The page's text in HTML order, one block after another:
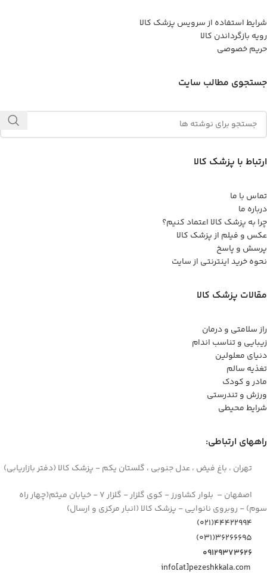
شرایط استفاده از سرویس پزشک کالا
رویه بازگرداندن کالا
حریم خصوصی
جستجوی مطالب سایت
ارتباط با پزشک کالا
تماس با ما
درباره ما
چرا به پزشک کالا اعتماد کنیم؟
عکس و فیلم از پزشک کالا
پرسش و پاسخ
نحوه خرید اینترنتی از سایت
مقالات پزشک کالا
راز سلامتی و درمان
زیبایی و تناسب اندام
دنیای معلولین
تغذیه سالم
مادر و کودک
ورزش و تندرستی
شرایط محیطی
راههای ارتباطی:
تهران ، باغ فیض ، عدل جنوبی ، گلستان یکم - پزشک کالا (دفتر بازاریابی)
اصفهان – بلوار کشاورز - کوی گلزار - گلزار 7 - خیابان میثم(چهار راه
سوم) - روبروی نانوایی - پزشک کالا (انبار مرکزی و ارسال)
44422994(021)
۳۶۲۶۶۶۹۵(۰۳۱)
۰۹۱۲۹۳۷۳۶۲۶
info[at]pezeshkkala.com